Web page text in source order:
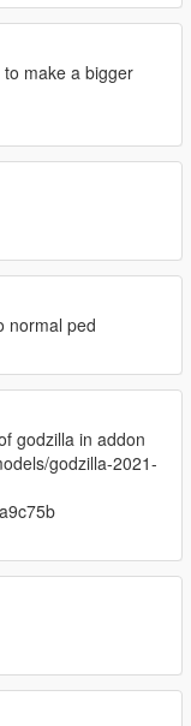
make a bigger
normal ped
godzilla in addon
godzilla-2021-